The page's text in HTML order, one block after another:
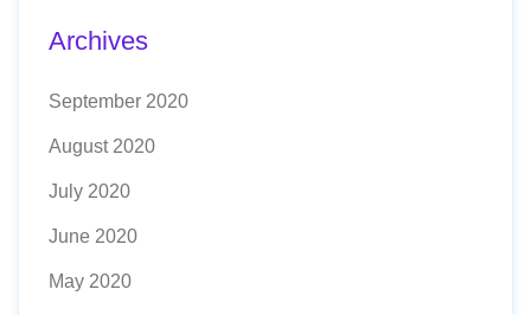
Archives
September 2020
August 2020
July 2020
June 2020
May 2020